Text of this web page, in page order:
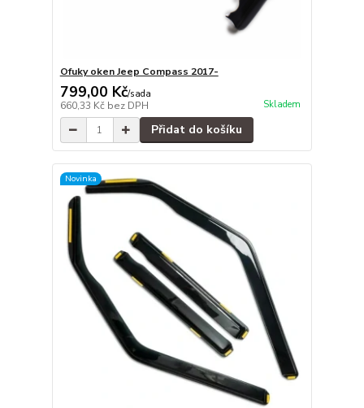
Ofuky oken Jeep Compass 2017-
799,00 Kč/sada
660,33 Kč bez DPH Skladem
Přidat do košíku
Novinka